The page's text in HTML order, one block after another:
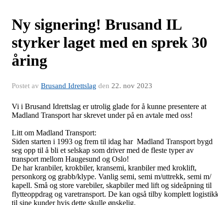
Ny signering! Brusand IL
styrker laget med en sprek 30
åring
Postet av Brusand Idrettslag den 22. nov 2023
Vi i Brusand Idrettslag er utrolig glade for å kunne presentere at
Madland Transport har skrevet under på en avtale med oss!
Litt om Madland Transport:
Siden starten i 1993 og frem til idag har Madland Transport bygd
seg opp til å bli et selskap som driver med de fleste typer av
transport mellom Haugesund og Oslo!
De har kranbiler, krokbiler, kransemi, kranbiler med kroklift,
personkorg og grabb/klype. Vanlig semi, semi m/uttrekk, semi m/
kapell. Små og store varebiler, skapbiler med lift og sideåpning til
flytteoppdrag og varetransport. De kan også tilby komplett
til sine kunder hvis dette skulle ønskelig.